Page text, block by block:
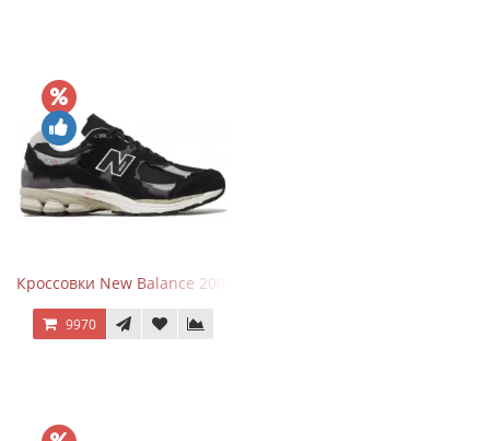
Кроссовки New Balance 2002R Protection Pack Black Grey
9970